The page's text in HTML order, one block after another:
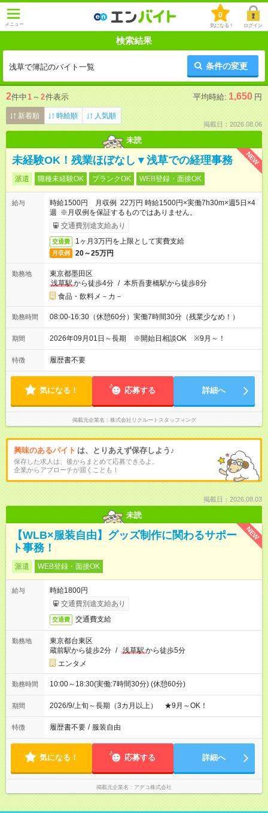
メニュー
0
気になる！ ログイン
検索結果
浅草で簿記のバイト一覧 条件の変更
2件中1 ～ 2件表示 平均時給: 1,650 円
新着順 時給順 人気順
掲載日：2026.08.06
未読
NEW
未経験OK！残業ほぼなし▼浅草での経理事務
派遣 職種未経験OK ブランクOK WEB登録・面接OK
給与
時給1500円 月収例 22万円 時給1500円×実働7h30m×週5日×4
週 ※月収例を保証するものではありません。
交通費別途支給あり
交通費 1ヶ月3万円を上限として実費支給
月収例 20～25万円
勤務地
東京都墨田区
浅草駅から徒歩4分 / 本所吾妻橋駅から徒歩8分
食品・飲料メ－カ－
勤務時間 08:00-16:30（休憩60分）実働7時間30分（残業少なめ！）
期間 2026年09月01日～長期 ※開始日相談OK ※9月～！
特徴 履歴書不要
気になる！ 応募する 詳細へ
掲載元企業名 株式会社リクルートスタッフィング
興味のあるバイト は、とりあえず保存しよう♪
保存した求人は、後からまとめて応募できるよ。
企業からアプローチが届くことも！
掲載日：2026.08.03
未読
NEW
【WLB×服装自由】グッズ制作に関わるサポー
ト事務！
派遣 WEB登録・面接OK
給与
時給1800円
交通費別途支給あり
交通費 交通費支給
勤務地
東京都台東区
蔵前駅から徒歩2分 / 浅草駅から徒歩5分
エンタメ
勤務時間 10:00～18:30(実働:7時間30分) (休憩60分)
期間 2026/9/上旬～長期（3カ月以上） ★9月～OK！
特徴 履歴書不要 / 服装自由
気になる！ 応募する 詳細へ
掲載元企業名 アデコ株式会社